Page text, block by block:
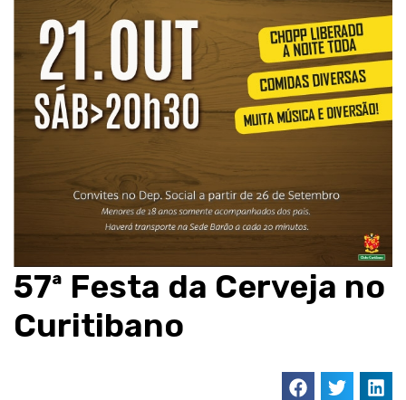
57ª Festa da Cerveja no
Curitibano